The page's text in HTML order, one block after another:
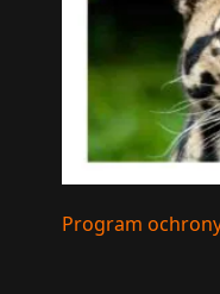
Program